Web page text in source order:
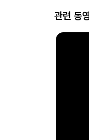
관련 동